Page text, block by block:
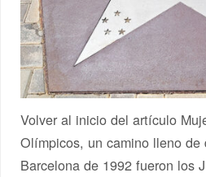
Volver al inicio del artículo
Olímpicos, un camino lleno de
Barcelona de 1992 fueron los